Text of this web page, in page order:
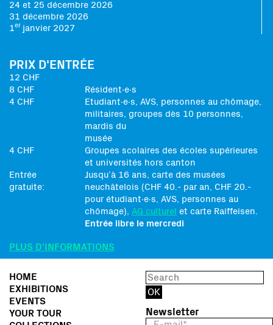
24 et 25 décembre 2026
31 décembre 2026
1er janvier 2027
PRIX D'ENTRÉE
12 CHF
8 CHF
Résident∙e∙s
4 CHF
Etudiant∙e∙s, AVS, personnes au chômage,
militaires, groupes dès 10 personnes,
mardis du
musée
4 CHF
Groupes scolaires des écoles supérieures
et universités hors canton
Entrée
gratuite:
Jusqu’à 16 ans, carte des musées
neuchâtelois (CHF 40.- par an, CHF 20.-
pour étudiant∙e∙s, AVS, personnes au
chômage), AG culturel et carte Raiffeisen.
Entrée libre le mercredi
PLUS D'INFORMATIONS
HOME
EXHIBITIONS
EVENTS
YOUR TOUR
Newsletter